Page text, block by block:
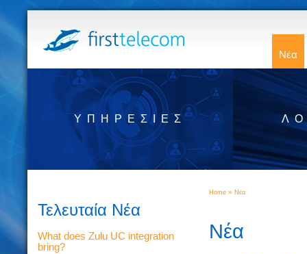
Νέα
ΥΠΗΡΕΣΊΕΣ
Τελευταία Νέα
What does Zulu UC integration
bring?
Home » Νέα
Νέα